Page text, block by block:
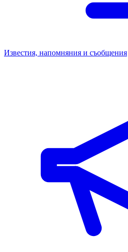
Известия, напомняния и съобщения